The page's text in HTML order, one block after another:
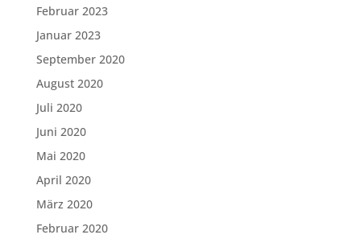
Februar 2023
Januar 2023
September 2020
August 2020
Juli 2020
Juni 2020
Mai 2020
April 2020
März 2020
Februar 2020